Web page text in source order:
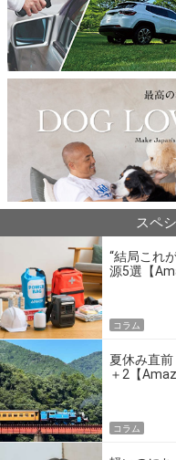
スペ
“結局これ
源5選【
コラム
夏休み直
＋2【
コラム